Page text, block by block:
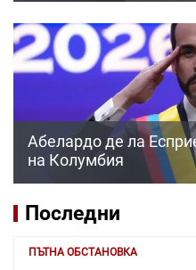
Абелардо де ла
на Колумбия
Последни
ПЪТНА ОБСТАНОВКА